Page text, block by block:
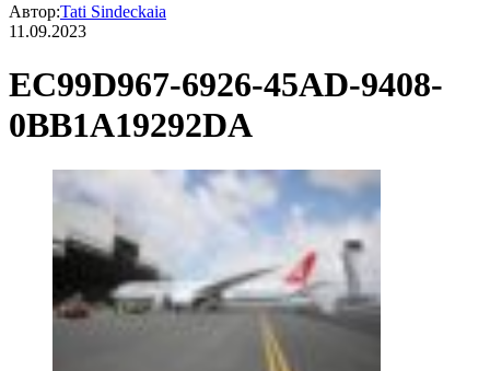
Автор:Tati Sindeckaia
11.09.2023
EC99D967-6926-45AD-9408-
0BB1A19292DA